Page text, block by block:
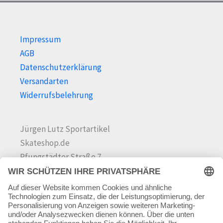
Impressum
AGB
Datenschutzerklärung
Versandarten
Widerrufsbelehrung
Jürgen Lutz Sportartikel
Skateshop.de
Pfungstädter Straße 7
64342 Seeheim-Jugenheim
Tel.06257 868181
Mail:info@skateshop.de